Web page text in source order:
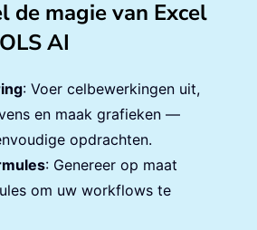
de magie van Excel
AI
: Voer celbewerkingen uit,
en maak grafieken —
opdrachten.
: Genereer op maat
om uw workflows te